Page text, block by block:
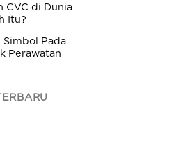
CVC di Dunia
Itu?
Simbol Pada
Perawatan